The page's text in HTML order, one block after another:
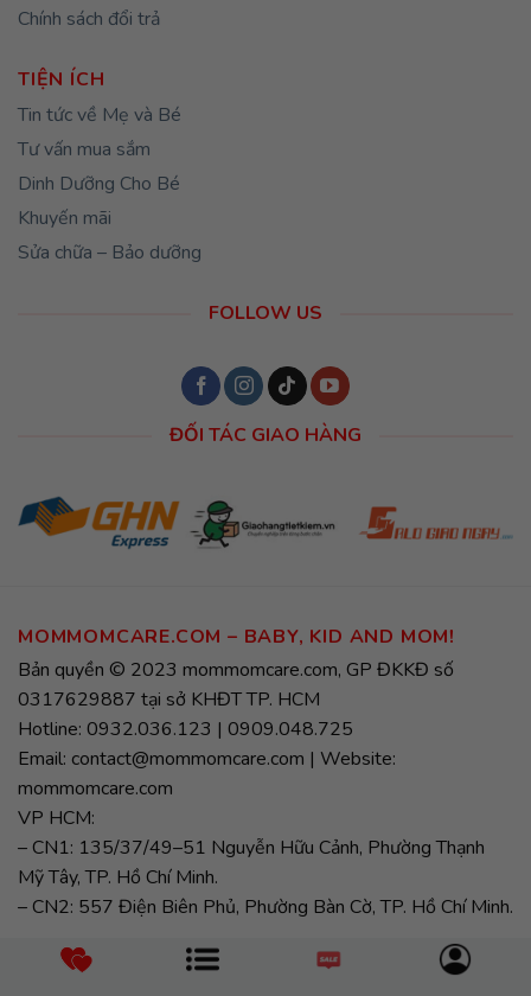
Chính sách đổi trả
TIỆN ÍCH
Tin tức về Mẹ và Bé
Tư vấn mua sắm
Dinh Dưỡng Cho Bé
Khuyến mãi
Sửa chữa – Bảo dưỡng
FOLLOW US
ĐỐI TÁC GIAO HÀNG
MOMMOMCARE.COM – BABY, KID AND MOM!
Bản quyền © 2023 mommomcare.com, GP ĐKKĐ số
0317629887 tại sở KHĐT TP. HCM
Hotline: 0932.036.123 | 0909.048.725
Email: contact@mommomcare.com | Website:
mommomcare.com
VP HCM:
– CN1: 135/37/49–51 Nguyễn Hữu Cảnh, Phường Thạnh
Mỹ Tây, TP. Hồ Chí Minh.
– CN2: 557 Điện Biên Phủ, Phường Bàn Cờ, TP. Hồ Chí Minh.